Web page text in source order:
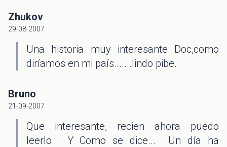
Zhukov
29-08-2007
Una historia muy interesante Doc,como
diríamos en mi país.......lindo pibe.
Bruno
21-09-2007
Que interesante, recien ahora puedo
leerlo. Y Como se dice... Un día ha